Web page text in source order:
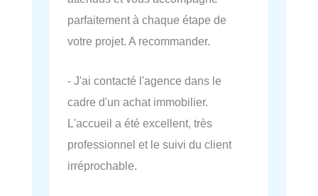
parfaitement à chaque étape de
votre projet. A recommander.
- J'ai contacté l'agence dans le
cadre d'un achat immobilier.
L'accueil a été excellent, très
professionnel et le suivi du client
irréprochable.